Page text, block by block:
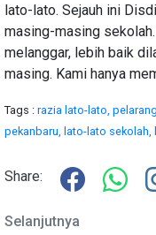
lato-lato. Sejauh ini
masing-masing
melanggar, lebih baik
masing. Kami hanya
Tags : razia lato-lato,
pekanbaru,
lato-lato sekolah,
Share:
Selanjutnya